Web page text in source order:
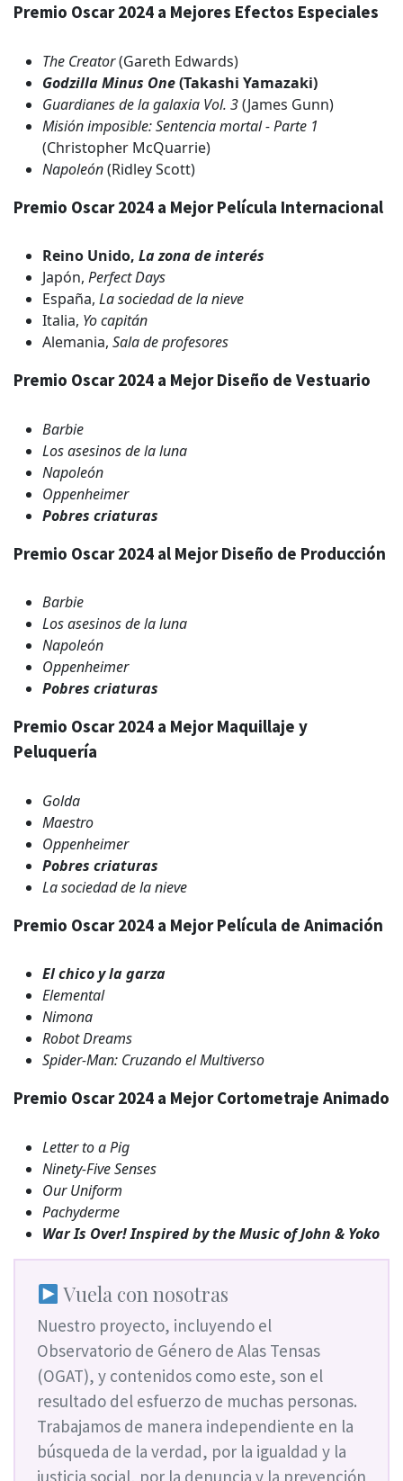
Premio Oscar 2024 a Mejores Efectos Especiales
The Creator(Gareth Edwards)
Godzilla Minus One(Takashi Yamazaki)
Guardianes de la galaxia Vol. 3(James Gunn)
Misión imposible: Sentencia mortal - Parte 1
(Christopher McQuarrie)
Napoleón(Ridley Scott)
Premio Oscar 2024 a Mejor Película Internacional
Reino Unido, La zona de interés
Japón, Perfect Days
España, La sociedad de la nieve
Italia, Yo capitán
Alemania, Sala de profesores
Premio Oscar 2024 a Mejor Diseño de Vestuario
Barbie
Los asesinos de la luna
Napoleón
Oppenheimer
Pobres criaturas
Premio Oscar 2024 al Mejor Diseño de Producción
Barbie
Los asesinos de la luna
Napoleón
Oppenheimer
Pobres criaturas
Premio Oscar 2024 a Mejor Maquillaje y
Peluquería
Golda
Maestro
Oppenheimer
Pobres criaturas
La sociedad de la nieve
Premio Oscar 2024 a Mejor Película de Animación
El chico y la garza
Elemental
Nimona
Robot Dreams
Spider-Man: Cruzando el Multiverso
Premio Oscar 2024 a Mejor Cortometraje Animado
Letter to a Pig
Ninety-Five Senses
Our Uniform
Pachyderme
War Is Over! Inspired by the Music of John & Yoko
Vuela con nosotras
Nuestro proyecto, incluyendo el
Observatorio de Género de Alas Tensas
(OGAT), y contenidos como este, son el
resultado del esfuerzo de muchas personas.
Trabajamos de manera independiente en la
búsqueda de la verdad, por la igualdad y la
justicia social, por la denuncia y la prevención